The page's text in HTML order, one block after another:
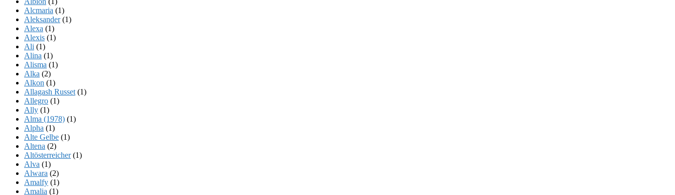
Alcmaria (1)
Aleksander(1)
Alexa (1)
Alexis (1)
Ali (1)
Alina (1)
Alisma (1)
Alka (2)
Alkon (1)
Allagash Russet (1)
Allegro (1)
Ally (1)
Alma (1978) (1)
Alpha (1)
Alte Gelbe (1)
Altena (2)
Altösterreicher(1)
Alva (1)
Alwara (2)
Amalfy (1)
Amalia (1)